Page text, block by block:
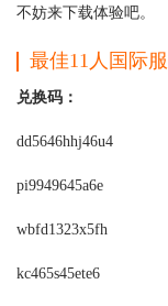
不妨来下载体验吧。
最佳11人国际
兑换码：
dd5646hhj46u4
pi9949645a6e
wbfd1323x5fh
kc465s45ete6